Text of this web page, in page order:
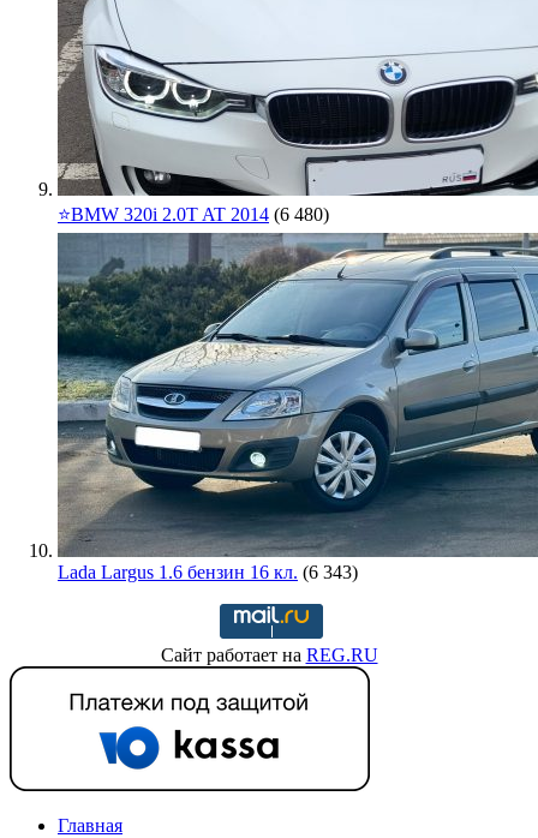
⭐️BMW 320i 2.0T AT 2014 (6 480)
Lada Largus 1.6 бензин 16 кл. (6 343)
Сайт работает на REG.RU
Главная